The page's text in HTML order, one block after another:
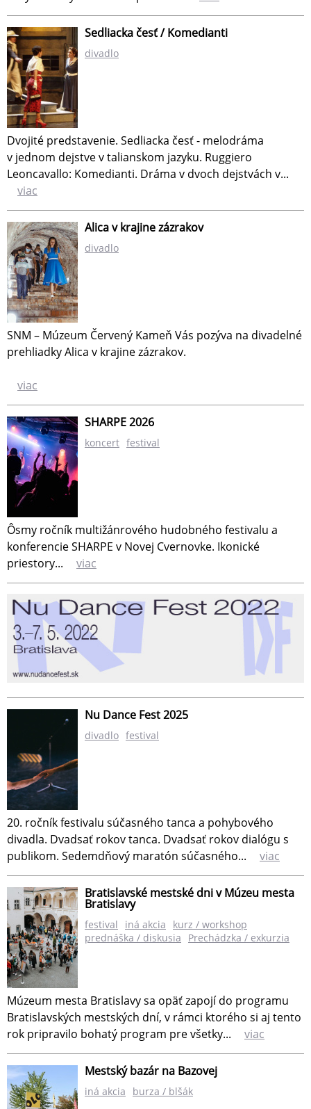
Sedliacka česť / Komedianti
divadlo
Dvojité predstavenie. Sedliacka česť - melodráma
v jednom dejstve v talianskom jazyku. Ruggiero
Leoncavallo: Komedianti. Dráma v dvoch dejstvách v...
viac
Alica v krajine zázrakov
divadlo
SNM – Múzeum Červený Kameň Vás pozýva na divadelné
prehliadky Alica v krajine zázrakov.
viac
SHARPE 2026
koncert festival
Ôsmy ročník multižánrového hudobného festivalu a
konferencie SHARPE v Novej Cvernovke. Ikonické
priestory...
viac
Nu Dance Fest 2025
divadlo festival
20. ročník festivalu súčasného tanca a pohybového
divadla. Dvadsať rokov tanca. Dvadsať rokov dialógu s
publikom. Sedemdňový maratón súčasného...
viac
Bratislavské mestské dni v Múzeu mesta
Bratislavy
festival iná akcia
kurz / workshop
prednáška / diskusia
Prechádzka / exkurzia
Múzeum mesta Bratislavy sa opäť zapojí do programu
Bratislavských mestských dní, v rámci ktorého si aj tento
rok pripravilo bohatý program pre všetky...
viac
Mestský bazár na Bazovej
iná akcia burza / blšák